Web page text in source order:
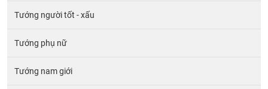
Tướng người tốt - xấu
Tướng phụ nữ
Tướng nam giới